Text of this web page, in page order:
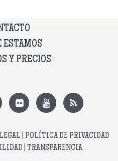
ESTAMOS
Y PRECIOS
POLÍTICA DE PRIVACIDAD
TRANSPARENCIA